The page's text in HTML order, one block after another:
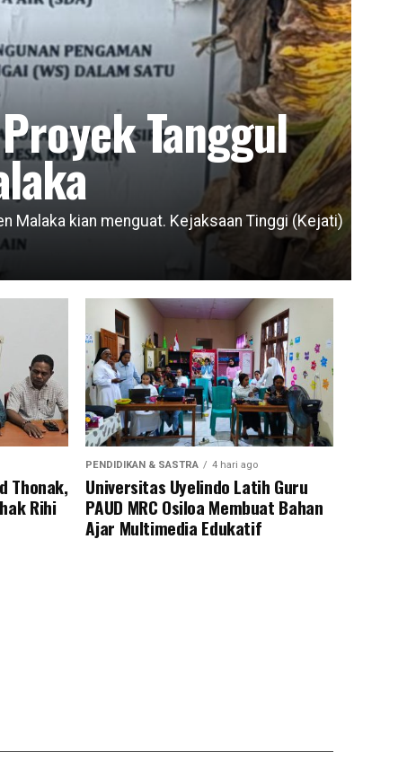
Tanggul
Malaka kian menguat. Kejaksaan Tinggi (Kejati)
Thonak,
Rihi
PENDIDIKAN & SASTRA 4 hari ago
Universitas Uyelindo Latih Guru
PAUD MRC Osiloa Membuat Bahan
Ajar Multimedia Edukatif